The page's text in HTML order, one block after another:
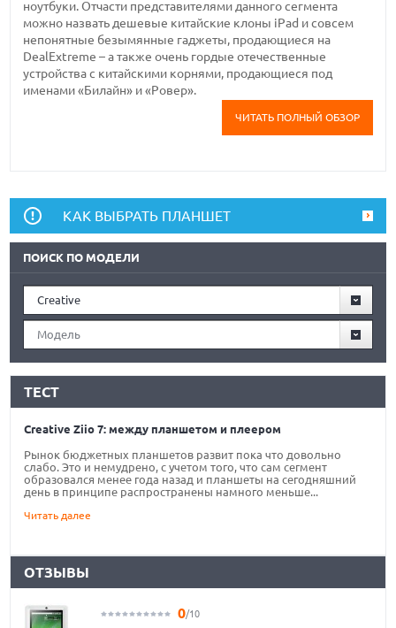
ноутбуки. Отчасти представителями данного сегмента
можно назвать дешевые китайские клоны iPad и совсем
непонятные безымянные гаджеты, продающиеся на
DealExtreme – а также очень гордые отечественные
устройства с китайскими корнями, продающиеся под
именами «Билайн» и «Ровер».
ЧИТАТЬ ПОЛНЫЙ ОБЗОР
КАК ВЫБРАТЬ ПЛАНШЕТ
ПОИСК ПО МОДЕЛИ
Creative
Модель
ТЕСТ
Creative Ziio 7: между планшетом и плеером
Рынок бюджетных планшетов развит пока что довольно
слабо. Это и немудрено, с учетом того, что сам сегмент
образовался менее года назад и планшеты на сегодняшний
день в принципе распространены намного меньше...
Читать далее
ОТЗЫВЫ
0/10